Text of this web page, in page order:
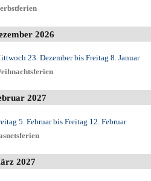
2026
23. Dezemberbis Freitag 8. Januar
2027
5. Februarbis Freitag 12. Februar
2027